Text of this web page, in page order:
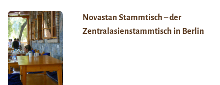
Novastan Stammtisch – der
Zentralasienstammtisch in Berlin